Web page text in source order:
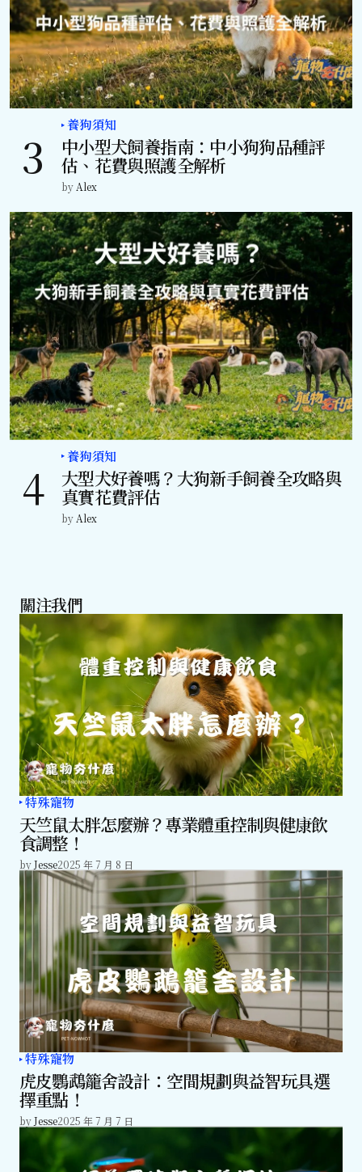
養狗須知
中小型犬飼養指南：中小狗狗品種評
估、花費與照護全解析
byAlex
養狗須知
大型犬好養嗎？大狗新手飼養全攻略與
真實花費評估
by Alex
關注我們
特殊寵物
天竺鼠太胖怎麼辦？專業體重控制與健康飲
食調整！
byJesse2025 年 7 月 8 日
特殊寵物
虎皮鸚鵡籠舍設計：空間規劃與益智玩具選
擇重點！
byJesse2025 年 7 月 7 日